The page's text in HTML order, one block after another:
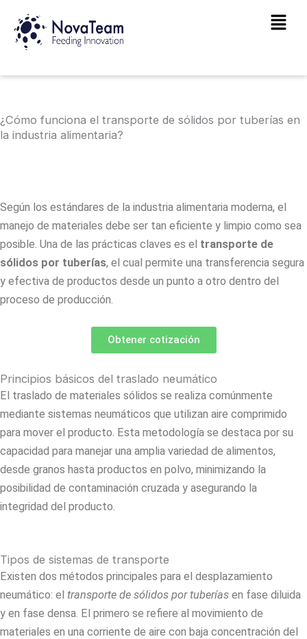
contenido
Main
¿Cómo funciona el transporte de sólidos por tuberías en
la industria alimentaria?
Según los estándares de la industria alimentaria moderna, el
manejo de materiales debe ser tan eficiente y limpio como sea
posible. Una de las prácticas claves es el transporte de
sólidos por tuberías, el cual permite una transferencia segura
y efectiva de productos desde un punto a otro dentro del
proceso de producción.
Obtener cotización
Principios básicos del traslado neumático
El traslado de materiales sólidos se realiza comúnmente
mediante sistemas neumáticos que utilizan aire comprimido
para mover el producto. Esta metodología se destaca por su
capacidad para manejar una amplia variedad de alimentos,
desde granos hasta productos en polvo, minimizando la
posibilidad de contaminación cruzada y asegurando la
integridad del producto.
Tipos de sistemas de transporte
Existen dos métodos principales para el desplazamiento
neumático: el transporte de sólidos por tuberías en fase diluida
y en fase densa. El primero se refiere al movimiento de
materiales en una corriente de aire con baja concentración del